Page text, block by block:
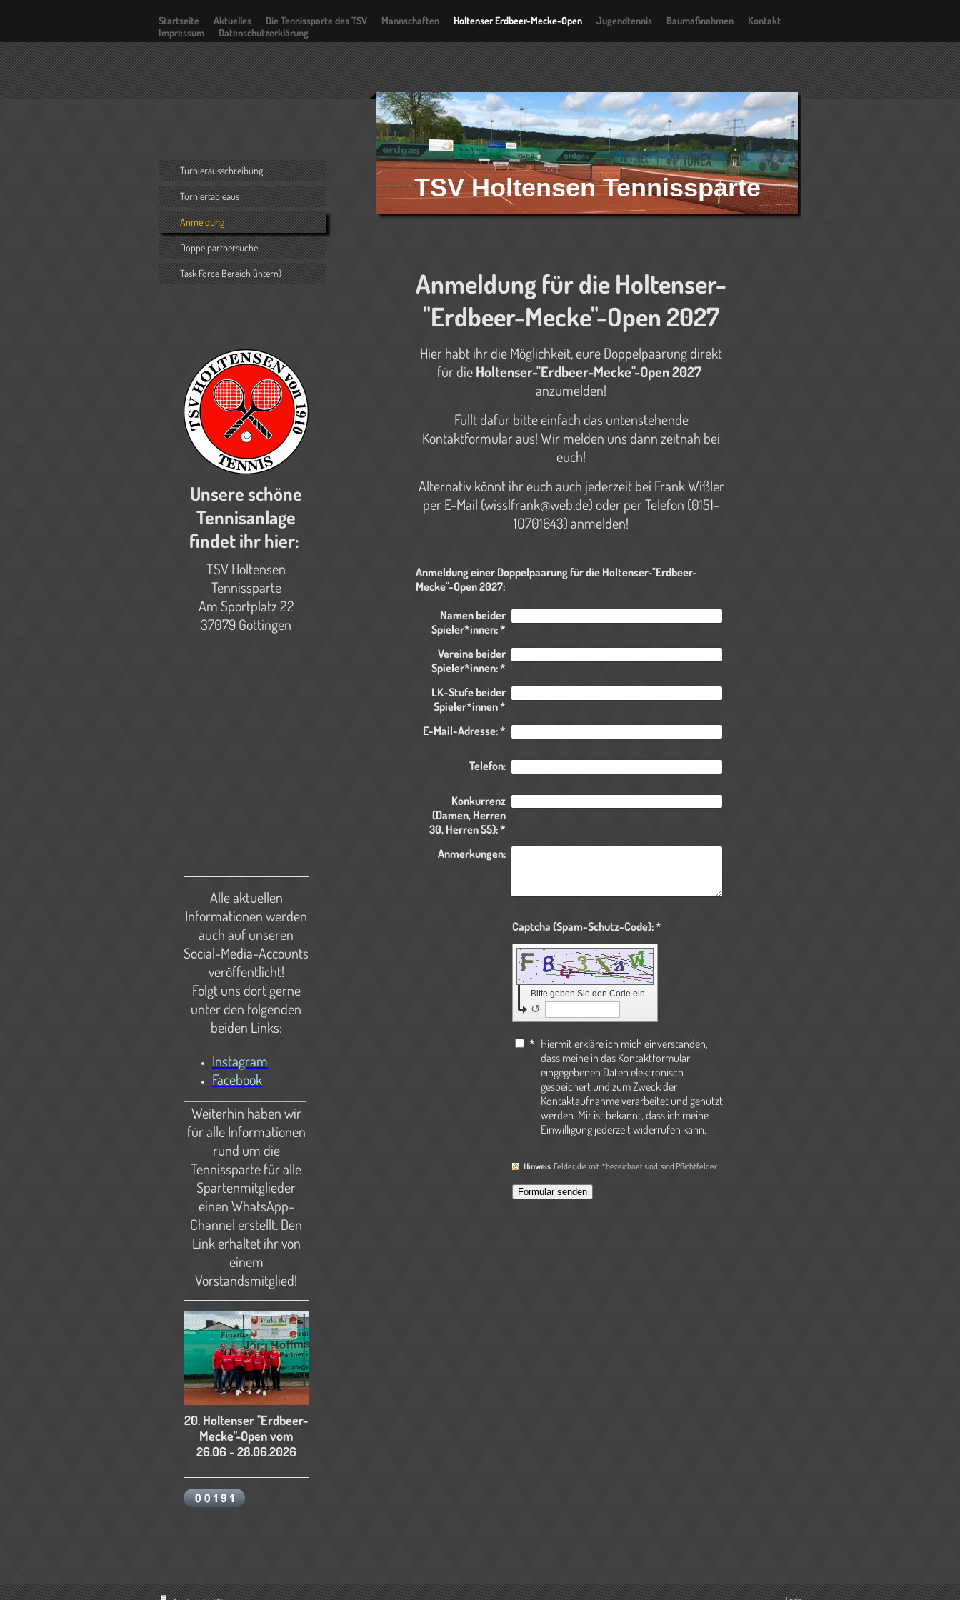
Startseite Aktuelles Die Tennissparte des TSV Mannschaften Holtenser Erdbeer-Mecke-Open Jugendtennis Baumaßnahmen
Kontakt
Impressum
Datenschutzerklärung
Turnierausschreibung
Turniertableaus
Anmeldung
Doppelpartnersuche
Task Force Bereich (intern)
Unsere schöne
Tennisanlage
findet ihr hier:
TSV Holtensen
Tennissparte
Am Sportplatz 22
37079 Göttingen
Alle aktuellen
Informationen werden
auch auf unseren
Social-Media-Accounts
veröffentlicht!
Folgt uns dort gerne
unter den folgenden
beiden Links:
Instagram
Facebook
Weiterhin haben wir
für alle Informationen
rund um die
Tennissparte für alle
Spartenmitglieder
einen WhatsApp-
Channel erstellt. Den
Link erhaltet ihr von
einem
Vorstandsmitglied!
20. Holtenser "Erdbeer-
Mecke"-Open vom
26.06 - 28.06.2026
TSV Holtensen Tennissparte
Anmeldung für die Holtenser-
"Erdbeer-Mecke"-Open 2027
Hier habt ihr die Möglichkeit, eure Doppelpaarung direkt
für dieHoltenser-"Erdbeer-Mecke"-Open 2027
anzumelden!
Füllt dafür bitte einfach das untenstehende
Kontaktformular aus! Wir melden uns dann zeitnah bei
euch!
Alternativ könnt ihr euch auch jederzeit bei Frank Wißler
per E-Mail (wisslfrank@web.de) oder per Telefon (0151-
10701643) anmelden!
Anmeldung einer Doppelpaarung für die Holtenser-"Erdbeer-
Mecke"-Open 2027:
Namen beider
Spieler*innen:*
Vereine beider
Spieler*innen:*
LK-Stufe beider
Spieler*innen*
E-Mail-Adresse:*
Telefon:
Konkurrenz
(Damen, Herren
30, Herren 55):*
Anmerkungen:
Captcha (Spam-Schutz-Code): *
Bitte geben Sie den Code ein
↺
* Hiermit erkläre ich mich einverstanden,
dass meine in das Kontaktformular
eingegebenen Daten elektronisch
gespeichert und zum Zweck der
Kontaktaufnahme verarbeitet und genutzt
werden. Mir ist bekannt, dass ich meine
Einwilligung jederzeit widerrufen kann.
Hinweis : Felder, die mit *bezeichnet sind, sind Pflichtfelder.